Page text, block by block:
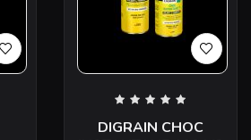
DIGRAIN CHOC